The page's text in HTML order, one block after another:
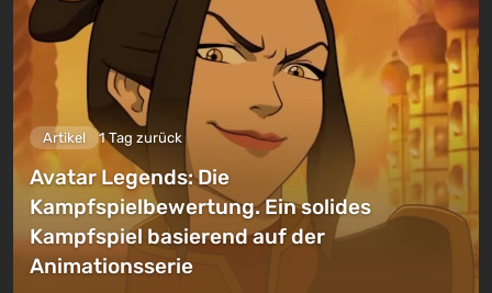
Artikel 1 Tag zurück
Avatar Legends: Die
Kampfspielbewertung. Ein solides
Kampfspiel basierend auf der
Animationsserie